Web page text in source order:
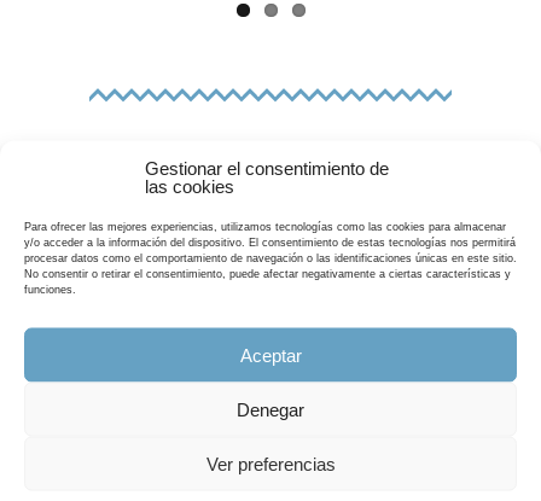
Gestionar el consentimiento de
las cookies
Para ofrecer las mejores experiencias, utilizamos tecnologías como las cookies para almacenar
y/o acceder a la información del dispositivo. El consentimiento de estas tecnologías nos permitirá
procesar datos como el comportamiento de navegación o las identificaciones únicas en este sitio.
No consentir o retirar el consentimiento, puede afectar negativamente a ciertas características y
funciones.
Aceptar
Denegar
Ver preferencias
CALCULA TU
PRESUPUESTO
Utilice nuestro formulario
para estimar el
SOLICITAR PRESUPUESTO